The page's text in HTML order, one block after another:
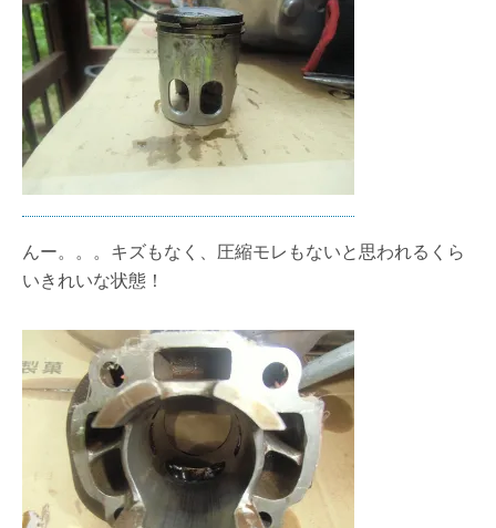
んー。。。キズもなく、圧縮モレもないと思われるくら
いきれいな状態！